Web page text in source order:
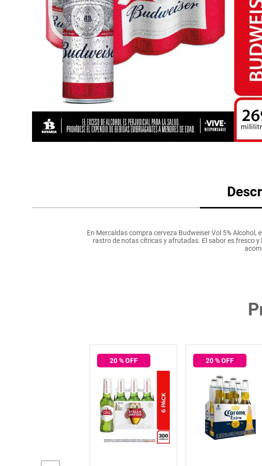
lácteos y refrigerados
vinos y licores
cuidado del bebé
mascotas
limpieza
En Mercaldas compra cerveza Budweiser Vol 5%
rastro de notas cítricas y afrutadas. El sabor es fresco
20% OFF 20% OFF
Aceite